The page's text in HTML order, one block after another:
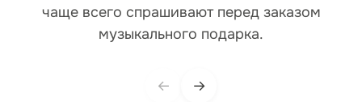
чаще всего спрашивают перед заказом
музыкального подарка.
← →